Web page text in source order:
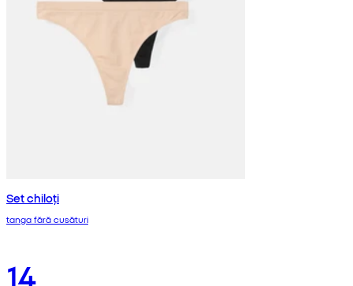
Set chiloți
tanga fără cusături
14